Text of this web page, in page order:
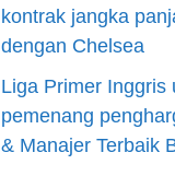
kontrak jangka
dengan Chelsea
Liga Primer Inggris
pemenang
& Manajer Terbaik